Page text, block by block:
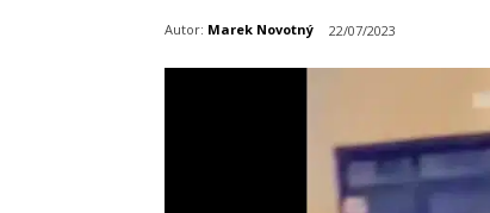
Autor: Marek Novotný 22/07/2023